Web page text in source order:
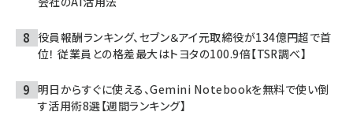
役員報酬ランキング、セブン＆アイ元取締役が134億円超で首
位！ 従業員との格差最大はトヨタの100.9倍【TSR調べ】
明日からすぐに使える、Gemini Notebookを無料で使い倒
す活用術8選【週間ランキング】